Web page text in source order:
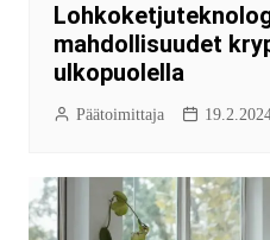
mahdollisuudet
ulkopuolella
Päätoimittaja